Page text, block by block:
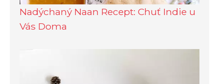
Nadýchaný Naan Recept: Chuť Indie u
Vás Doma